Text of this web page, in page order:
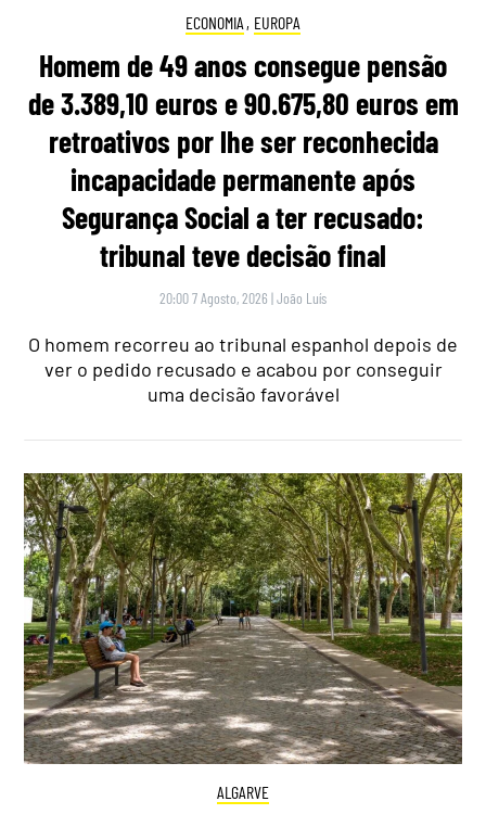
ECONOMIA , EUROPA
Homem de 49 anos consegue pensão
de 3.389,10 euros e 90.675,80 euros em
retroativos por lhe ser reconhecida
incapacidade permanente após
Segurança Social a ter recusado:
tribunal teve decisão final
20:00 7 Agosto, 2026 |João Luís
O homem recorreu ao tribunal espanhol depois de
ver o pedido recusado e acabou por conseguir
uma decisão favorável
ALGARVE